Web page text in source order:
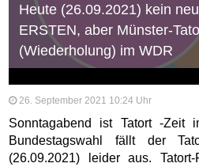
Heute (26.09.2021) kein
ERSTEN, aber Münster-
(Wiederholung) im WDR
26. September 2021 10:24 Uhr
Sonntagabend ist Tatort -Zeit
Bundestagswahl fällt der
(26.09.2021) leider aus.